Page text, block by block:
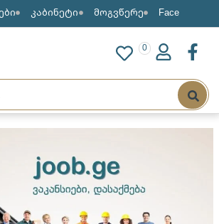
კაბინეტი მოგვწერე Face
0